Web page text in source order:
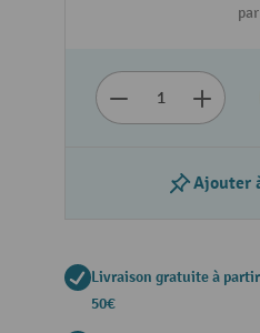
Ajouter
Livraison gratuite à
50€